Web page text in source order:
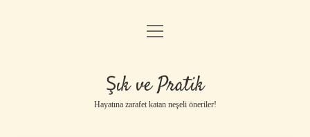
Anasayfa
Yasal Uyarı
menüyü
Şık ve Pratik
Hayatına zarafet katan neşeli öneriler!